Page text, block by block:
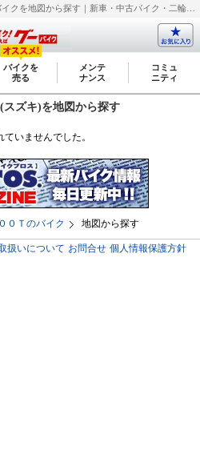
バイクを
売る
メンテ
ナンス
コミュ
ニティ
スズキ)を地図から探す
いませんでした。
０Ｔのバイク 地図から探す
扱いについて お問合せ 個人情報保護方針